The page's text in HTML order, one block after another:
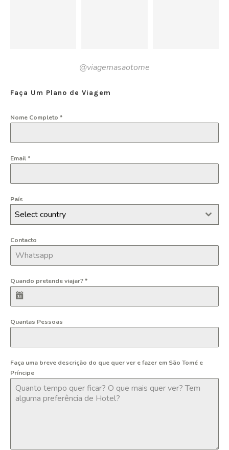
@viagemasaotome
Faça Um Plano de Viagem
Nome Completo *
Email*
País
Select country
Contacto
Quando pretende viajar?*
Quantas Pessoas
Faça uma breve descrição do que quer ver e fazer em São Tomé e
Príncipe